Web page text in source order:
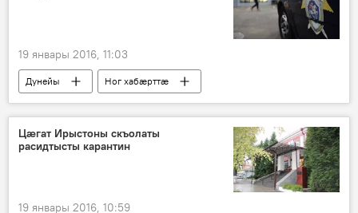
19 январы 2016, 11:03
Дунейы Ног хабӕрттӕ
Цӕгат Ирыстоны скъолаты
расидтысты карантин
19 январы 2016, 10:59